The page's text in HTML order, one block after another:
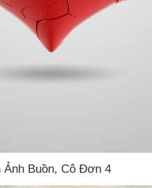
Ảnh Buồn, Cô Đơn 4